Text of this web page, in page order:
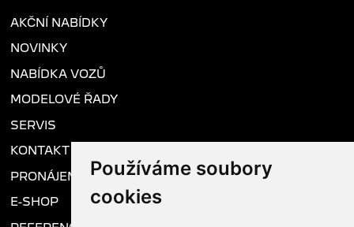
Používáme soubory
cookies
AKČNÍ NABÍDKY
NOVINKY
NABÍDKA VOZŮ
MODELOVÉ ŘADY
SERVIS
KONTAKT
PRONÁJEM VOZU
E-SHOP